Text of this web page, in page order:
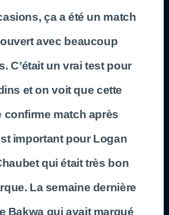
ça a été un match
avec beaucoup
C’était un vrai test pour
et on voit que cette
confirme match après
important pour Logan
qui était très bon
La semaine dernière
Bakwaqui avait marqué